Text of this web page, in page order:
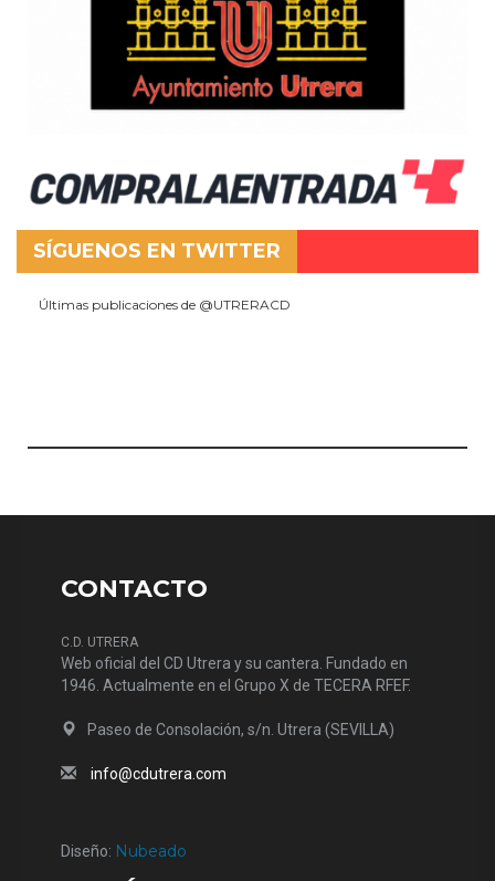
SÍGUENOS EN TWITTER
Últimas publicaciones de @UTRERACD
CONTACTO
C.D. UTRERA
Web oficial del CD Utrera y su cantera. Fundado en
1946. Actualmente en el Grupo X de TECERA RFEF.
Paseo de Consolación, s/n. Utrera (SEVILLA)
info@cdutrera.com
Diseño: Nubeado